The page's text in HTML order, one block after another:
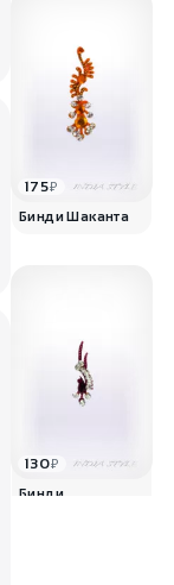
175₽
Бинди Шаканта
130₽
Бинди